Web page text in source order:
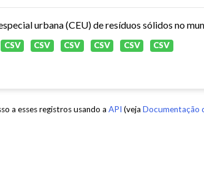
urbana (CEU) de resíduos sólidos no
CSV CSV CSV CSV CSV CSV
a esses registros usando a API (veja Documentação